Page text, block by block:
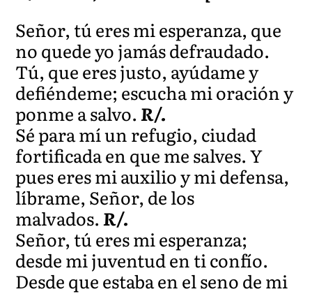
Señor, tú eres mi esperanza, que
no quede yo jamás defraudado.
Tú, que eres justo, ayúdame y
defiéndeme; escucha mi oración y
ponme a salvo.R/.
Sé para mí un refugio, ciudad
fortificada en que me salves. Y
pues eres mi auxilio y mi defensa,
líbrame, Señor, de los
malvados.R/.
Señor, tú eres mi esperanza;
desde mi juventud en ti confío.
Desde que estaba en el seno de mi